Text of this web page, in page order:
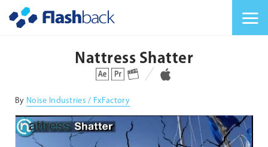
Nattress Shatter
対応プラットフォーム 対応OS
By Noise Industries / FxFactory